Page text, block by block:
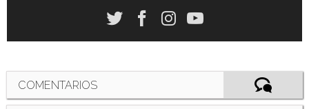
Bray Wyatt y The New Day son los últimos
luchadores de 'WWE 2K16' (14/09/2015)
COMENTARIOS